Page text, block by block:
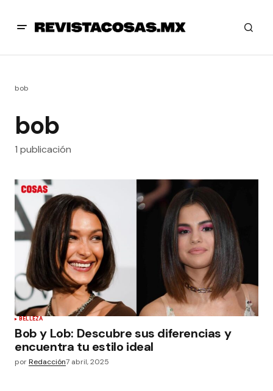
bob
bob
1 publicación
BELLEZA
Bob y Lob: Descubre sus diferencias y
encuentra tu estilo ideal
porRedacción7 abril, 2025